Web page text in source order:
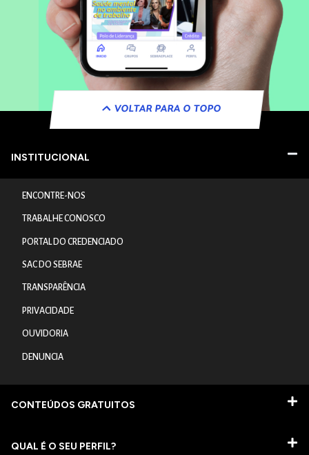
VOLTAR PARA O TOPO
INSTITUCIONAL
ENCONTRE-NOS
TRABALHE CONOSCO
PORTAL DO CREDENCIADO
SAC DO SEBRAE
TRANSPARÊNCIA
PRIVACIDADE
OUVIDORIA
DENUNCIA
CONTEÚDOS GRATUITOS
QUAL É O SEU PERFIL?